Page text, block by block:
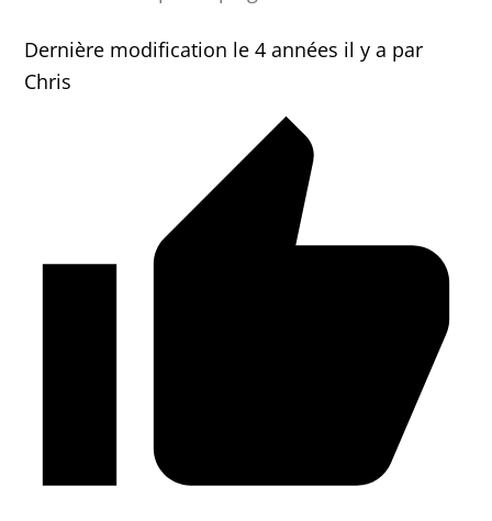
Dernière modification le 4 années il y a par
Chris